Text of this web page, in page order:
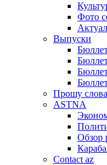
Фото
Выпуски
Прошу слова
ASTNA
Обзор
Contact az